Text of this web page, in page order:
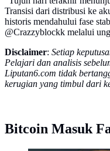
Transisi dari distribusi ke
historis mendahului fase
@Crazzyblockk melalui
Disclaimer: Setiap
Pelajari dan analisis
Liputan6.com tidak
kerugian yang timbul dari
Bitcoin Masuk